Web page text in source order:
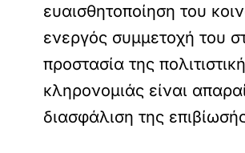
ευαισθητοποίηση του
ενεργός συμμετοχή του
προστασία της
κληρονομιάς είναι
διασφάλιση της